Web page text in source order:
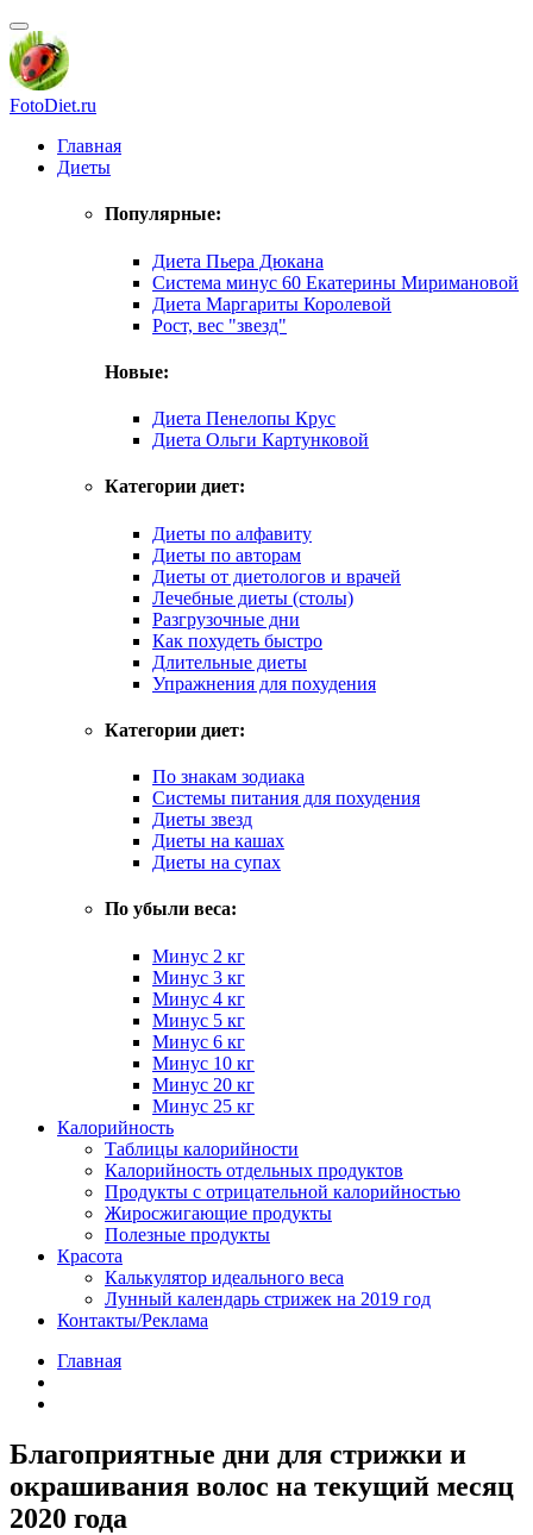
FotoDiet.ru
Главная
Диеты
Популярные:
Диета Пьера Дюкана
Система минус 60 Екатерины Миримановой
Диета Маргариты Королевой
Рост, вес "звезд"
Новые:
Диета Пенелопы Крус
Диета Ольги Картунковой
Категории диет:
Диеты по алфавиту
Диеты по авторам
Диеты от диетологов и врачей
Лечебные диеты (столы)
Разгрузочные дни
Как похудеть быстро
Длительные диеты
Упражнения для похудения
Категории диет:
По знакам зодиака
Системы питания для похудения
Диеты звезд
Диеты на кашах
Диеты на супах
По убыли веса:
Минус 2 кг
Минус 3 кг
Минус 4 кг
Минус 5 кг
Минус 6 кг
Минус 10 кг
Минус 20 кг
Минус 25 кг
Калорийность
Таблицы калорийности
Калорийность отдельных продуктов
Продукты с отрицательной калорийностью
Жиросжигающие продукты
Полезные продукты
Красота
Калькулятор идеального веса
Лунный календарь стрижек на 2019 год
Контакты/Реклама
Главная
Благоприятные дни для стрижки и
окрашивания волос на текущий месяц
2020 года